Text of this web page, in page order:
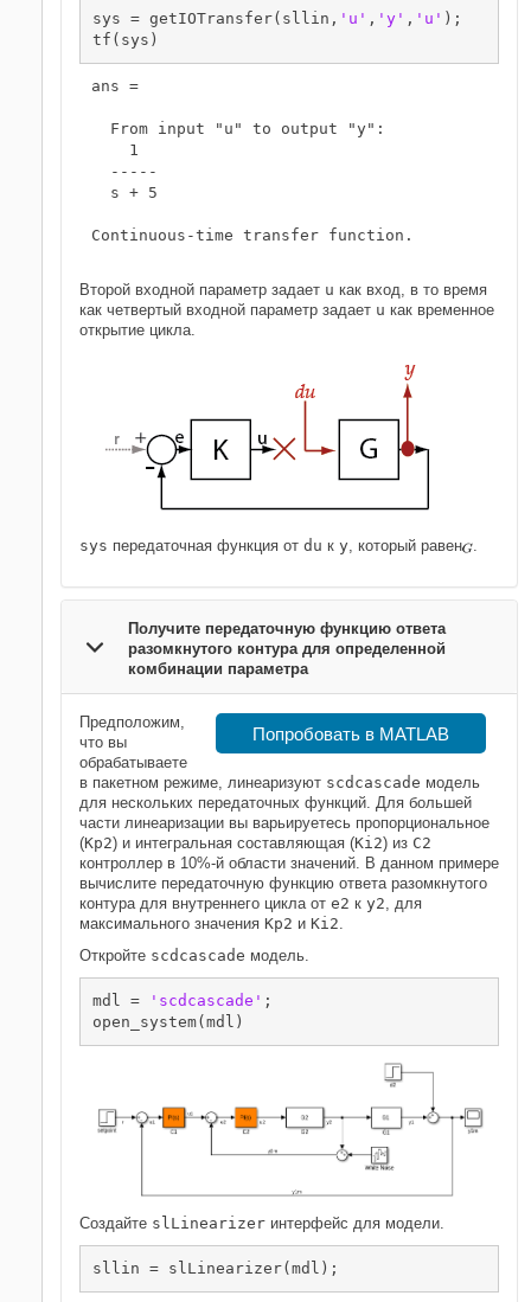
sys = getIOTransfer(sllin, 'u' , 'y' , 'u' );
ans =
  From input "u" to output "y":
    1
  -----
  s + 5
Continuous-time transfer function.
Второй входной параметр задает u как вход, в то время
как четвертый входной параметр задает u как временное
открытие цикла.
sys передаточная функция от du к y, который равен .
Получите передаточную функцию ответа
разомкнутого контура для определенной
комбинации параметра
Попробовать в MATLAB
Предположим,
что вы
обрабатываете
в пакетном режиме, линеаризуют scdcascade модель
для нескольких передаточных функций. Для большей
части линеаризации вы варьируетесь пропорциональное
(Kp2) и интегральная составляющая (Ki2) из C2
контроллер в 10%-й области значений. В данном примере
вычислите передаточную функцию ответа разомкнутого
контура для внутреннего цикла от e2 к y2, для
максимального значения Kp2 и Ki2.
Откройте scdcascade модель.
mdl = 'scdcascade' ;
Создайте slLinearizer интерфейс для модели.